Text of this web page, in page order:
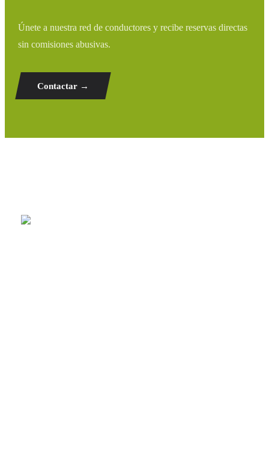
Únete a nuestra red de conductores y recibe reservas directas
sin comisiones abusivas.
Contactar →